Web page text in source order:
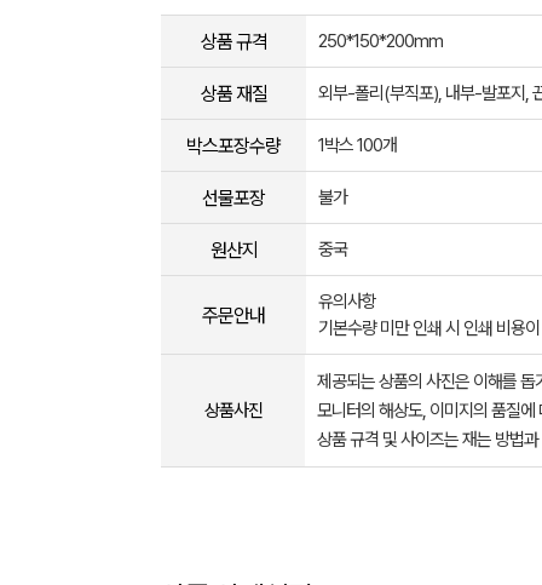
상품 규격 250*150*200mm
상품 재질 외부-폴리(부직포), 내부-발포지,
박스포장수량 1박스 100개
선물포장 불가
원산지 중국
주문안내
유의사항
기본수량 미만 인쇄 시 인쇄 비용
상품사진
제공되는 상품의 사진은 이해를
모니터의 해상도, 이미지의 품질
상품 규격 및 사이즈는 재는 방법